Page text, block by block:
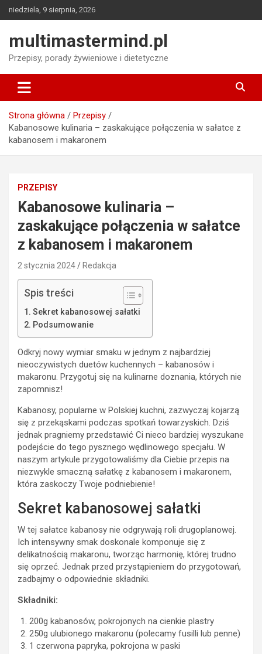
Skip
to
niedziela, 9 sierpnia, 2026
multimastermind.pl
Przepisy, porady żywieniowe i dietetyczne
Strona główna
Przepisy
Kabanosowe kulinaria – zaskakujące połączenia w sałatce z
kabanosem i makaronem
PRZEPISY
Kabanosowe kulinaria –
zaskakujące połączenia w sałatce
z kabanosem i makaronem
2 stycznia 2024 Redakcja
Spis treści
Sekret kabanosowej sałatki
Podsumowanie
Odkryj nowy wymiar smaku w jednym z najbardziej
nieoczywistych duetów kuchennych – kabanosów i
makaronu. Przygotuj się na kulinarne doznania, których nie
zapomnisz!
Kabanosy, popularne w Polskiej kuchni, zazwyczaj kojarzą
się z przekąskami podczas spotkań towarzyskich. Dziś
jednak pragniemy przedstawić Ci nieco bardziej wyszukane
podejście do tego pysznego wędlinowego specjału. W
naszym artykule przygotowaliśmy dla Ciebie przepis na
niezwykle smaczną sałatkę z kabanosem i makaronem,
która zaskoczy Twoje podniebienie!
Sekret kabanosowej sałatki
W tej sałatce kabanosy nie odgrywają roli drugoplanowej.
Ich intensywny smak doskonale komponuje się z
delikatnością makaronu, tworząc harmonię, której trudno
się oprzeć. Jednak przed przystąpieniem do przygotowań,
zadbajmy o odpowiednie składniki.
Składniki:
200g kabanosów, pokrojonych na cienkie plastry
250g ulubionego makaronu (polecamy fusilli lub penne)
1 czerwona papryka, pokrojona w paski